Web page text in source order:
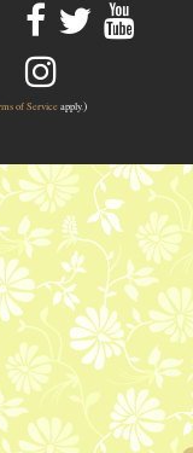
of Service apply.)